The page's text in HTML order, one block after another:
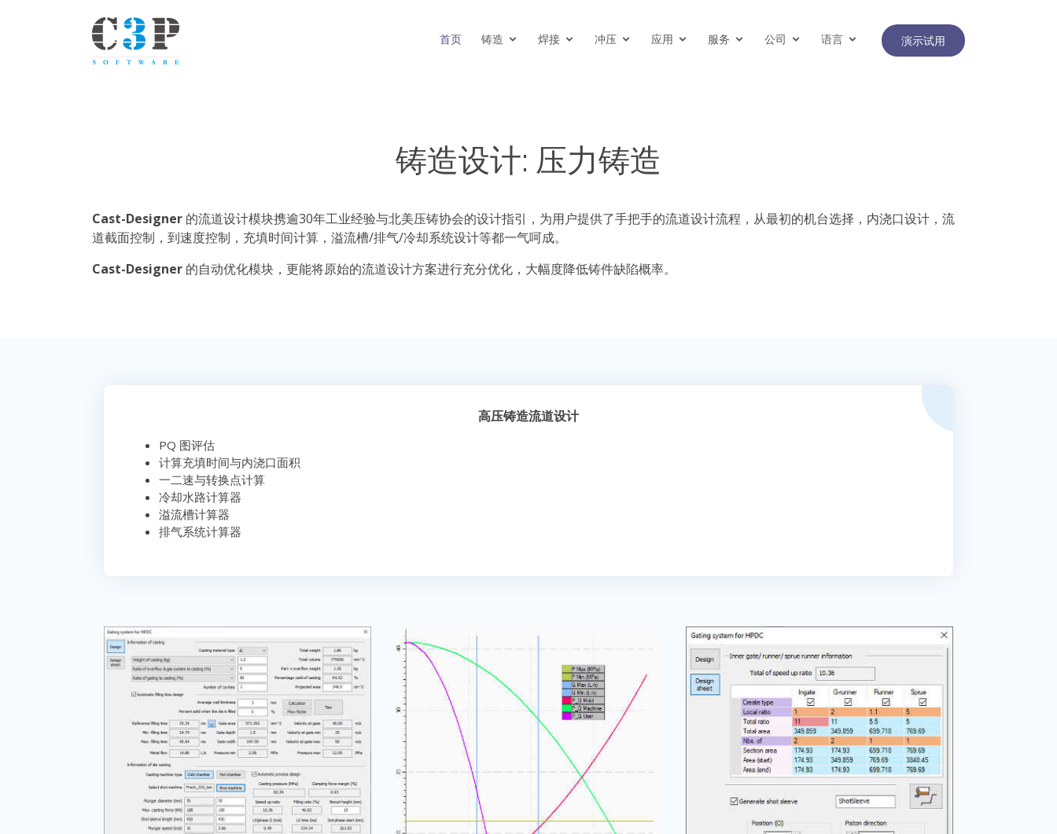
首页 铸造 焊接 冲压 应用 服务 公司 语言 演示试用
铸造设计: 压力铸造
Cast-Designer 的流道设计模块携逾30年工业经验与北美压铸协会的设计指引，为用户提供了手把手的流道设计流程，从最初的机台选择，内浇口设计，流
道截面控制，到速度控制，充填时间计算，溢流槽/排气/冷却系统设计等都一气呵成。
Cast-Designer 的自动优化模块，更能将原始的流道设计方案进行充分优化，大幅度降低铸件缺陷概率。
高压铸造流道设计
PQ 图评估
计算充填时间与内浇口面积
一二速与转换点计算
冷却水路计算器
溢流槽计算器
排气系统计算器